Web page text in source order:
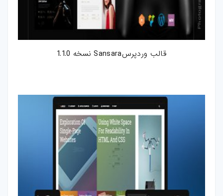
اسکریپت-php
اپلیکیشن
ترفند-فتوشاپ
ترفند-ایلوستریتور
قالب وردپرسSansara نسخه 1.1.0